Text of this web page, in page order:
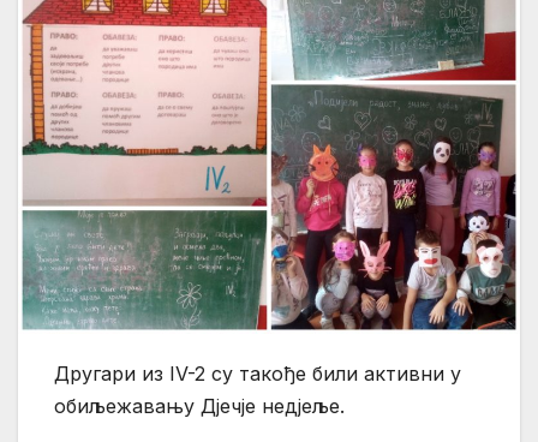
Другари из IV-2 су такође били активни у
обиљежавању Дјечје недјеље.